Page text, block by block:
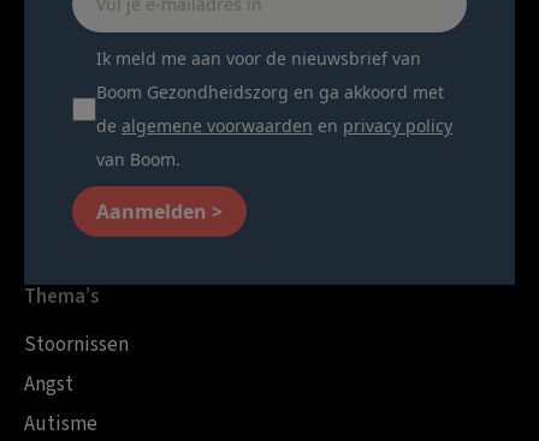
Ik meld me aan voor de nieuwsbrief van
Boom Gezondheidszorg en ga akkoord met
de algemene voorwaarden en privacy policy
van Boom.
Aanmelden >
Thema’s
Stoornissen
Angst
Autisme